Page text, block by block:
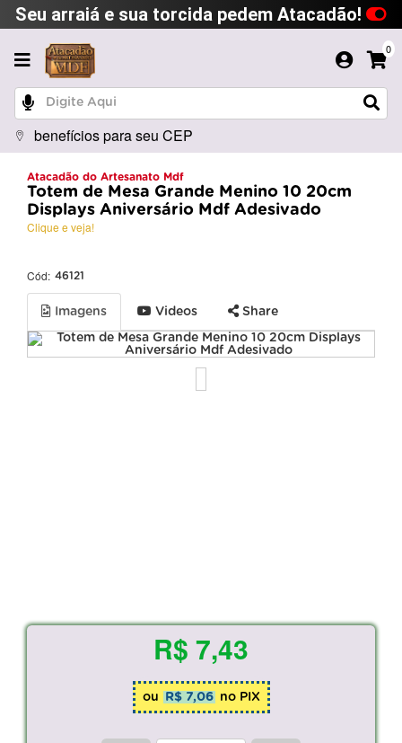
Seu arraiá e sua torcida pedem Atacadão!
0
benefícios para seu CEP
Atacadão do Artesanato Mdf
Totem de Mesa Grande Menino 10 20cm
Displays Aniversário Mdf Adesivado
Clique e veja!
Cód: 46121
Imagens Videos Share
R$ 7,43
ou R$ 7,06 no PIX